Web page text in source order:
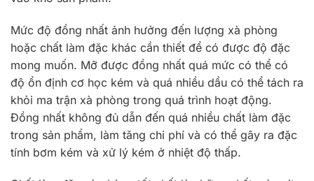
Mức độ đồng nhất ảnh hưởng đến lượng xà phòng
hoặc chất làm đặc khác cần thiết để có được độ đặc
mong muốn. Mỡ được đồng nhất quá mức có thể có
độ ổn định cơ học kém và quá nhiều dầu có thể tách ra
khỏi ma trận xà phòng trong quá trình hoạt động.
Đồng nhất không đủ dẫn đến quá nhiều chất làm đặc
trong sản phẩm, làm tăng chi phí và có thể gây ra đặc
tính bơm kém và xử lý kém ở nhiệt độ thấp.